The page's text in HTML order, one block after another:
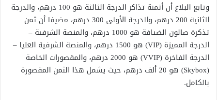
وتابع البلاغ أن أثمنة تذاكر الدرجة الثالثة هو 100 درهم، والدرجة
الثانية 200 درهم، والدرجة الأولى 300 درهم، مضيفا أن ثمن
تذكرة صالون الضيافة هو 1000 درهم، والمنصة الشرفية –
الدرجة المميزة (VIP) هو 1500 درهم، والمنصة الشرفية العليا –
الدرجة الفاخرة (VVIP) هو 2000 درهم، والمقصورات الخاصة
(Skybox) هو 20 ألف درهم، حيث يشمل هذا الثمن المقصورة
بالكامل.